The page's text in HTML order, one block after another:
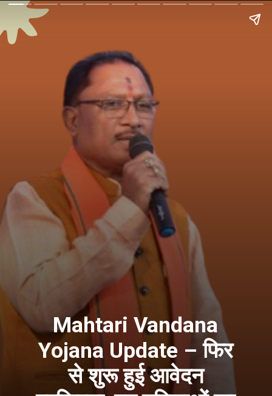
Mahtari Vandana
Yojana Update – फिर
से शुरू हुई आवेदन